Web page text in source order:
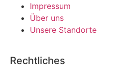
Impressum
Über uns
Unsere Standorte
Rechtliches